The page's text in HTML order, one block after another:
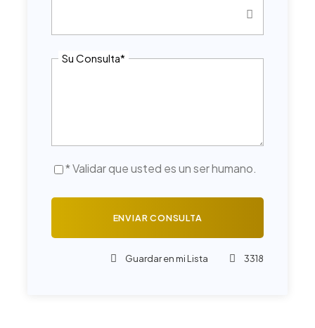
Su Consulta*
* Validar que usted es un ser humano.
Guardar en mi Lista 3318